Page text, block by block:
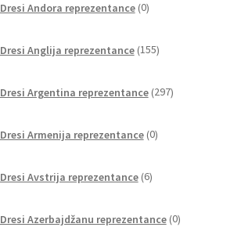
Dresi Andora reprezentance 0izdelkov
Dresi Anglija reprezentance 155izdelkov
Dresi Argentina reprezentance 297izdelkov
Dresi Armenija reprezentance 0izdelkov
Dresi Avstrija reprezentance 6izdelkov
Dresi Azerbajdžanu reprezentance 0izdelkov